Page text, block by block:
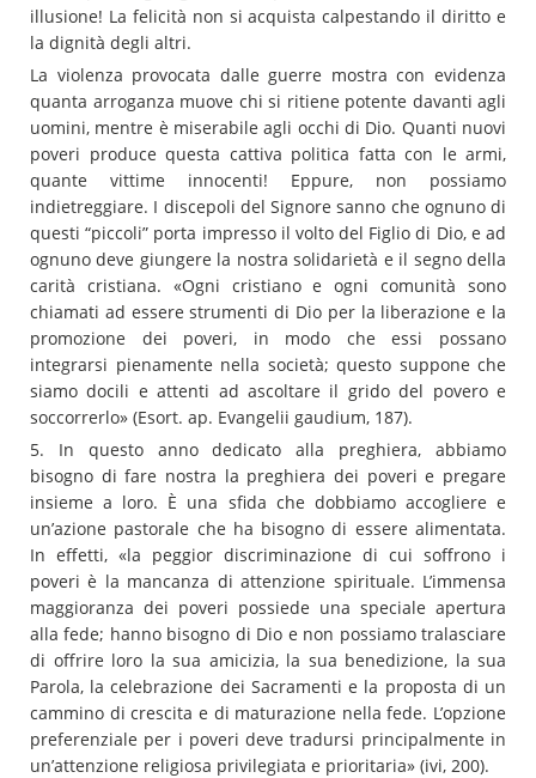
illusione! La felicità non si acquista calpestando il diritto e
la dignità degli altri.
La violenza provocata dalle guerre mostra con evidenza
quanta arroganza muove chi si ritiene potente davanti agli
uomini, mentre è miserabile agli occhi di Dio. Quanti nuovi
poveri produce questa cattiva politica fatta con le armi,
quante vittime innocenti! Eppure, non possiamo
indietreggiare. I discepoli del Signore sanno che ognuno di
questi “piccoli” porta impresso il volto del Figlio di Dio, e ad
ognuno deve giungere la nostra solidarietà e il segno della
carità cristiana. «Ogni cristiano e ogni comunità sono
chiamati ad essere strumenti di Dio per la liberazione e la
promozione dei poveri, in modo che essi possano
integrarsi pienamente nella società; questo suppone che
siamo docili e attenti ad ascoltare il grido del povero e
soccorrerlo» (Esort. ap. Evangelii gaudium, 187).
5. In questo anno dedicato alla preghiera, abbiamo
bisogno di fare nostra la preghiera dei poveri e pregare
insieme a loro. È una sfida che dobbiamo accogliere e
un’azione pastorale che ha bisogno di essere alimentata.
In effetti, «la peggior discriminazione di cui soffrono i
poveri è la mancanza di attenzione spirituale. L’immensa
maggioranza dei poveri possiede una speciale apertura
alla fede; hanno bisogno di Dio e non possiamo tralasciare
di offrire loro la sua amicizia, la sua benedizione, la sua
Parola, la celebrazione dei Sacramenti e la proposta di un
cammino di crescita e di maturazione nella fede. L’opzione
preferenziale per i poveri deve tradursi principalmente in
un’attenzione religiosa privilegiata e prioritaria» (ivi, 200).